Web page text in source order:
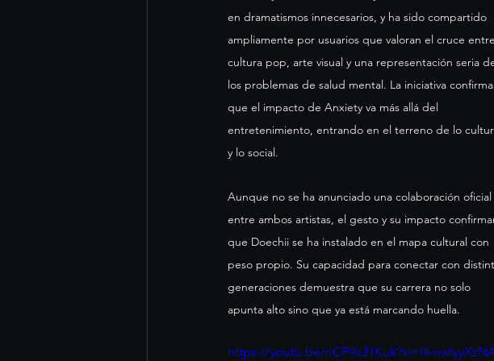
en dramatismos innecesarios, y ha sido compartido
ampliamente por usuarios que valoran el cruce entre
cultura pop, arte visual y una representación seria
los problemas de salud mental. La iniciativa confirma
que el impacto de Anxiety va más allá del
entretenimiento, entrando en el terreno de lo
y lo social.
Aunque no se ha anunciado una colaboración oficial
entre ambos artistas, el gesto y su impacto
que Doechii se ha instalado en el mapa cultural con
peso propio. Su capacidad para conectar con
generaciones demuestra que su carrera no solo
apunta alto sino que ya está marcando huella.
https://youtu.be/riCP9x31Kuk?si=I4-